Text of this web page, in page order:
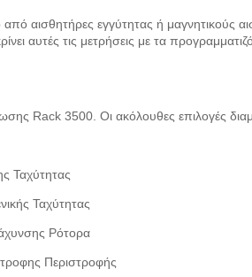
αισθητήρες εγγύτητας ή μαγνητικούς
αυτές τις μετρήσεις με τα
Rack 3500. Οι ακόλουθες επιλογές
Ταχύτητας
Ταχύτητας
Ρότορα
Περιστροφής